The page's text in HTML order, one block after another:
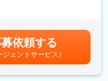
重視する営業スタイ
、一度習得すると専
自動倉庫など）の定
いくことが可能です！
917万円（2025年12
安の金額であり、選
(月額)は固定手当を含
依頼する
ジェントサービス）